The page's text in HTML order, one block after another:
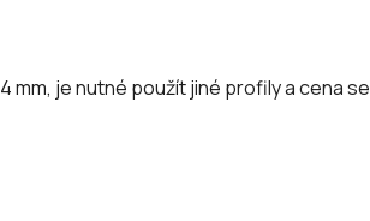
mm, je nutné použít jiné profily a cena se